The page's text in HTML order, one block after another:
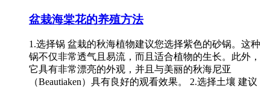
盆栽海棠花的养殖方法
1.选择锅 盆栽的秋海植物建议您选择紫色的砂锅。这种
锅不仅非常透气且易流，而且适合植物的生长。此外，
它具有非常漂亮的外观，并且与美丽的秋海尼亚
（Beautiaken）具有良好的观看效果。 2.选择土壤 建议